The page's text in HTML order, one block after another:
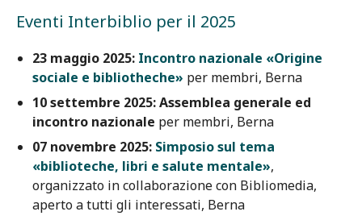
Eventi Interbiblio per il 2025
23 maggio 2025: Incontro nazionale «Origine
sociale e bibliotheche» per membri, Berna
10 settembre 2025:Assemblea generale ed
incontro nazionale per membri, Berna
07 novembre 2025: Simposio sul tema
«biblioteche, libri e salute mentale»,
organizzato in collaborazione con Bibliomedia,
aperto a tutti gli interessati, Berna